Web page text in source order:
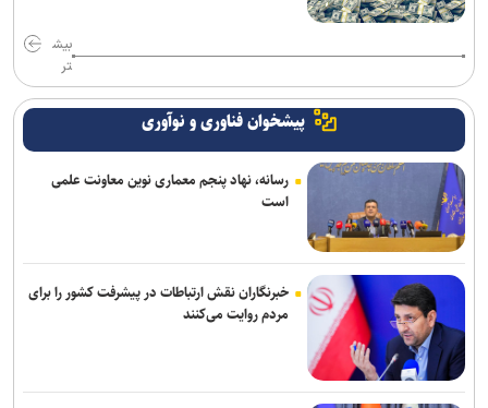
بیش
تر
پیشخوان فناوری و نوآوری
رسانه، نهاد پنجم معماری نوین معاونت علمی
است
خبرنگاران نقش ارتباطات در پیشرفت کشور را برای
مردم روایت می‌کنند